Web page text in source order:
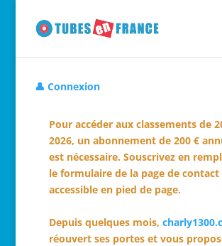
👤 Connexion
Pour accéder aux classements de
2026, un abonnement de 200 €
est nécessaire. Souscrivez en
le formulaire de la page de contact
accessible en pied de page.
Depuis quelques mois,
réouvert ses portes et vous